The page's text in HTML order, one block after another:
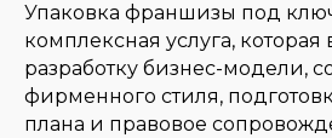
20
Healthy Meal франшиза доставки
питания
21 Ломбаргини франшиза
Упаковка франшизы под
комплексная услуга, которая
разработку бизнес-модели,
фирменного стиля,
плана и правовое